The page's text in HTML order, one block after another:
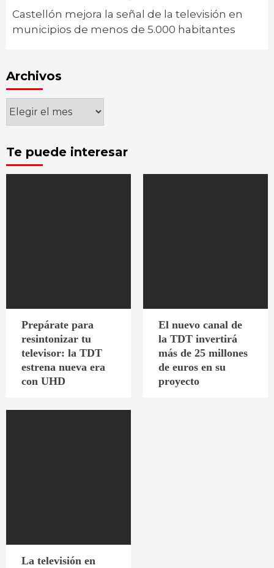
Castellón mejora la señal de la televisión en
municipios de menos de 5.000 habitantes
Archivos
Archivos
Te puede interesar
Prepárate para
resintonizar tu
televisor: la TDT
estrena nueva era
con UHD
El nuevo canal de
la TDT invertirá
más de 25 millones
de euros en su
proyecto
La televisión en